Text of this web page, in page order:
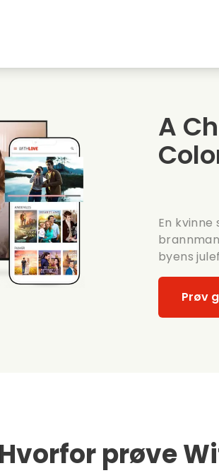
Sommerfilmer
A
En
byens
Prøv
Hvorfor prøve